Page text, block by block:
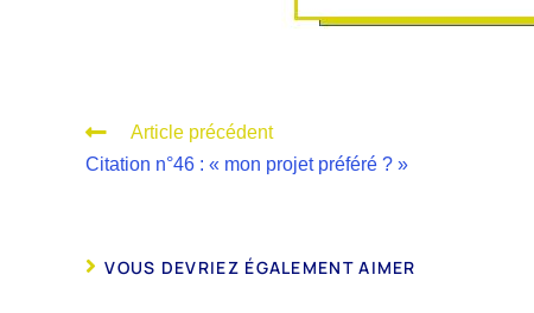
Article précédent
Citation n°46 : « mon projet préféré ? »
VOUS DEVRIEZ ÉGALEMENT AIMER